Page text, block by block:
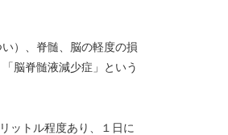
）、脊髄、脳の軽度の損
脳脊髄液減少症」という
ットル程度あり、１日に